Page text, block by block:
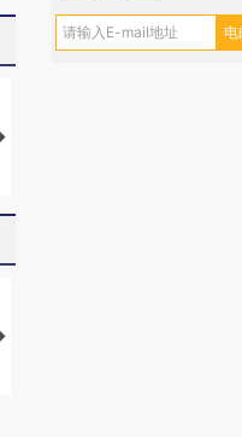
视线｜HYROX的吸金
【推广】走进第四届链博